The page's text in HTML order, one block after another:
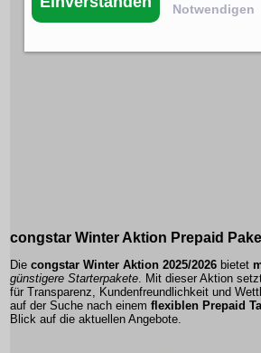
congstar Winter Aktion Prepaid
Die congstar Winter Aktion 2025/2026 bietet
günstigere Starterpakete. Mit dieser Aktion
für Transparenz, Kundenfreundlichkeit und
auf der Suche nach einem flexiblen Prepaid
Blick auf die aktuellen Angebote.
Notwendigen